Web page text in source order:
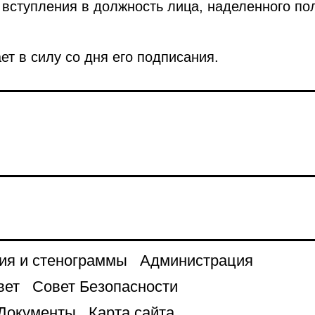
в должность лица, наделенного
в силу со дня его подписания.
и стенограммы
Администрация
Совет Безопасности